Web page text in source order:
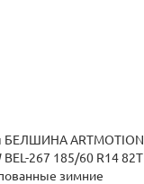
ARTMOTION
BEL-267 185/60 R14 82T
зимние